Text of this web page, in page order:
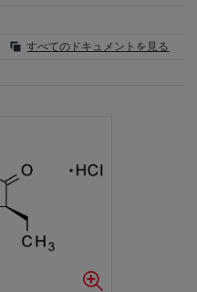
すべてのドキュメントを見る